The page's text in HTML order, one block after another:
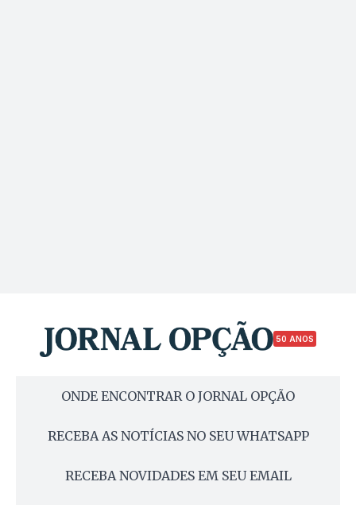
50 ANOS
ONDE ENCONTRAR O JORNAL OPÇÃO
RECEBA AS NOTÍCIAS NO SEU WHATSAPP
RECEBA NOVIDADES EM SEU EMAIL